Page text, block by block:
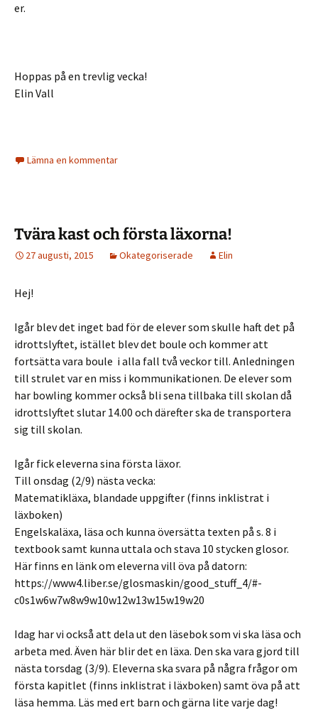
er.
Hoppas på en trevlig vecka!
Elin Vall
Lämna en kommentar
Tvära kast och första läxorna!
27 augusti, 2015 Okategoriserade Elin
Hej!
Igår blev det inget bad för de elever som skulle haft det på
idrottslyftet, istället blev det boule och kommer att
fortsätta vara boule i alla fall två veckor till. Anledningen
till strulet var en miss i kommunikationen. De elever som
har bowling kommer också bli sena tillbaka till skolan då
idrottslyftet slutar 14.00 och därefter ska de transportera
sig till skolan.
Igår fick eleverna sina första läxor.
Till onsdag (2/9) nästa vecka:
Matematikläxa, blandade uppgifter (finns inklistrat i
läxboken)
Engelskaläxa, läsa och kunna översätta texten på s. 8 i
textbook samt kunna uttala och stava 10 stycken glosor.
Här finns en länk om eleverna vill öva på datorn:
https://www4.liber.se/glosmaskin/good_stuff_4/#-
c0s1w6w7w8w9w10w12w13w15w19w20
Idag har vi också att dela ut den läsebok som vi ska läsa och
arbeta med. Även här blir det en läxa. Den ska vara gjord till
nästa torsdag (3/9). Eleverna ska svara på några frågor om
första kapitlet (finns inklistrat i läxboken) samt öva på att
läsa hemma. Läs med ert barn och gärna lite varje dag!